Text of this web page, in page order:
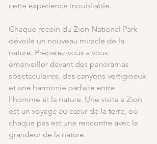
cette expérience inoubliable.
Chaque recoin du Zion National Park
dévoile un nouveau miracle de la
nature. Préparez-vous à vous
émerveiller devant des panoramas
spectaculaires, des canyons vertigineux
et une harmonie parfaite entre
l'homme et la nature. Une visite à Zion
est un voyage au cœur de la terre, où
chaque pas est une rencontre avec la
grandeur de la nature.